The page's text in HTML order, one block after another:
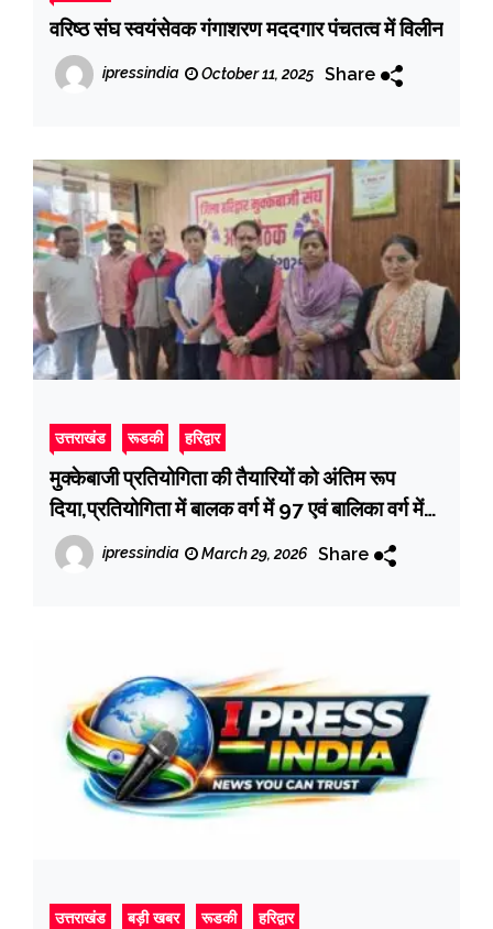
वरिष्ठ संघ स्वयंसेवक गंगाशरण मददगार पंचतत्व में विलीन
ipressindia October 11, 2025 Share
उत्तराखंड रूडकी हरिद्वार
मुक्केबाजी प्रतियोगिता की तैयारियों को अंतिम रूप
दिया,प्रतियोगिता में बालक वर्ग में 97 एवं बालिका वर्ग में
57 खिलाड़ी प्रतिभाग करेंग
ipressindia March 29, 2026 Share
उत्तराखंड बड़ी खबर रूडकी हरिद्वार